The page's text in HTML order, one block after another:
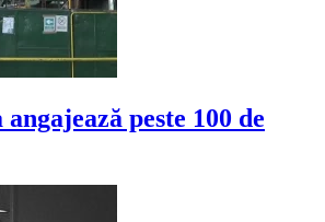
peste 100 de